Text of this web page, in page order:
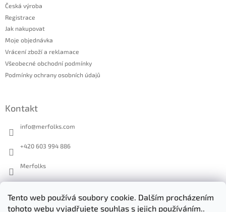
Tento web používá soubory cookie. Dalším procházením
tohoto webu vyjadřujete souhlas s jejich používáním..
Česká výroba
Registrace
Jak nakupovat
Moje objednávka
Vrácení zboží a reklamace
Všeobecné obchodní podmínky
Podmínky ochrany osobních údajů
Kontakt
info@merfolks.com
+420 603 994 886
Merfolks